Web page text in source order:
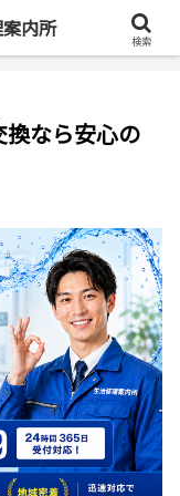
換なら安心の
内所
検索